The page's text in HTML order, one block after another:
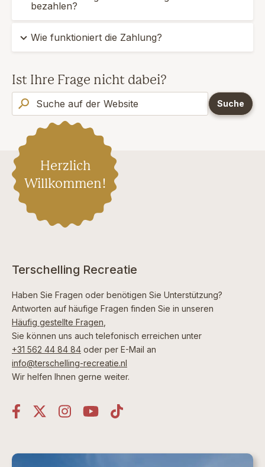
bezahlen?
Wie funktioniert die Zahlung?
Ist Ihre Frage nicht dabei?
Herzlich
Willkommen!
Terschelling Recreatie
Haben Sie Fragen oder benötigen Sie Unterstützung?
Antworten auf häufige Fragen finden Sie in unseren
Häufig gestellte Fragen
Sie können uns auch telefonisch erreichen unter
+31 562 44 84 84 oder per E-Mail an
info@terschelling-recreatie.nl
Wir helfen Ihnen gerne weiter.